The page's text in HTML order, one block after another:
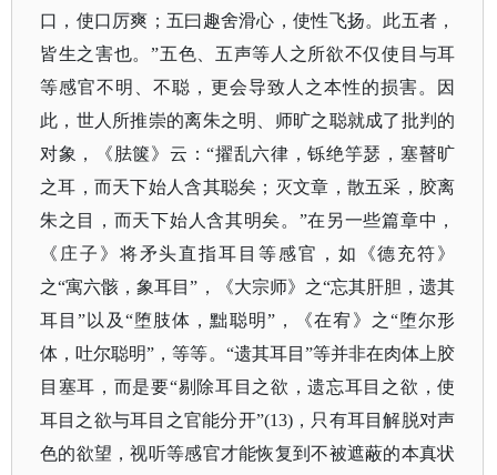
口，使口厉爽；五曰趣舍滑心，使性飞扬。此五者，
皆生之害也。”五色、五声等人之所欲不仅使目与耳
等感官不明、不聪，更会导致人之本性的损害。因
此，世人所推崇的离朱之明、师旷之聪就成了批判的
对象，《胠箧》云：“擢乱六律，铄绝竽瑟，塞瞽旷
之耳，而天下始人含其聪矣；灭文章，散五采，胶离
朱之目，而天下始人含其明矣。”在另一些篇章中，
《庄子》将矛头直指耳目等感官，如《德充符》
之“寓六骸，象耳目”，《大宗师》之“忘其肝胆，遗其
耳目”以及“堕肢体，黜聪明”，《在宥》之“堕尔形
体，吐尔聪明”，等等。“遗其耳目”等并非在肉体上胶
目塞耳，而是要“剔除耳目之欲，遗忘耳目之欲，使
耳目之欲与耳目之官能分开”(13)，只有耳目解脱对声
色的欲望，视听等感官才能恢复到不被遮蔽的本真状